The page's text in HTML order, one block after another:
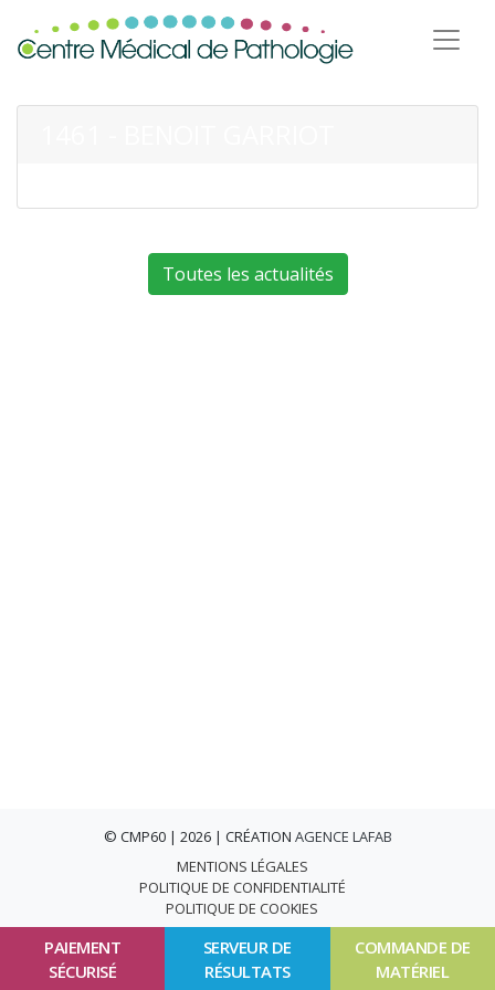
PAIEMENT
SÉCURISÉ
SERVEUR DE
RÉSULTATS
COMMANDE DE
MATÉRIEL
Toutes les actualités
© CMP60 | 2026 | CRÉATION AGENCE LAFAB
MENTIONS LÉGALES
POLITIQUE DE CONFIDENTIALITÉ
POLITIQUE DE COOKIES